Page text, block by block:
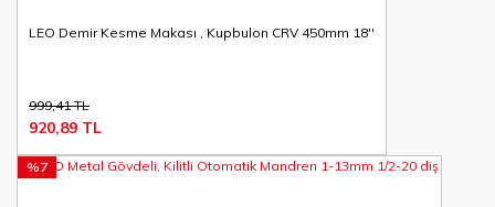
LEO Demir Kesme Makası , Kupbulon CRV 450mm 18''
999,41 TL
920,89 TL
%7